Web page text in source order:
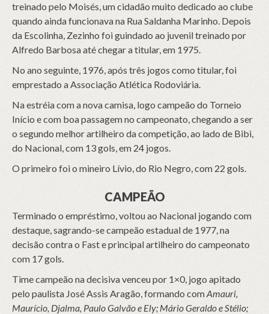
treinado pelo Moisés, um cidadão muito dedicado ao clube
quando ainda funcionava na Rua Saldanha Marinho. Depois
da Escolinha, Zezinho foi guindado ao juvenil treinado por
Alfredo Barbosa até chegar a titular, em 1975.
No ano seguinte, 1976, após três jogos como titular, foi
emprestado a Associação Atlética Rodoviária.
Na estréia com a nova camisa, logo campeão do Torneio
Início e com boa passagem no campeonato, chegando a ser
o segundo melhor artilheiro da competição, ao lado de Bibi,
do Nacional, com 13 gols, em 24 jogos.
O primeiro foi o mineiro Lívio, do Rio Negro, com 22 gols.
CAMPEÃO
Terminado o empréstimo, voltou ao Nacional jogando com
destaque, sagrando-se campeão estadual de 1977, na
decisão contra o Fast e principal artilheiro do campeonato
com 17 gols.
Time campeão na decisiva venceu por 1×0, jogo apitado
pelo paulista José Assis Aragão, formando comAmauri,
Maurício, Djalma, Paulo Galvão e Ely; Mário Geraldo e Stélio;